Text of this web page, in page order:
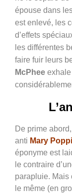
épouse dans
est enlevé, les
d’effets
les différentes
faire fuir leurs
McPhee
De prime
anti Mary
éponyme est
le contraire
parapluie. Mais
le même (en